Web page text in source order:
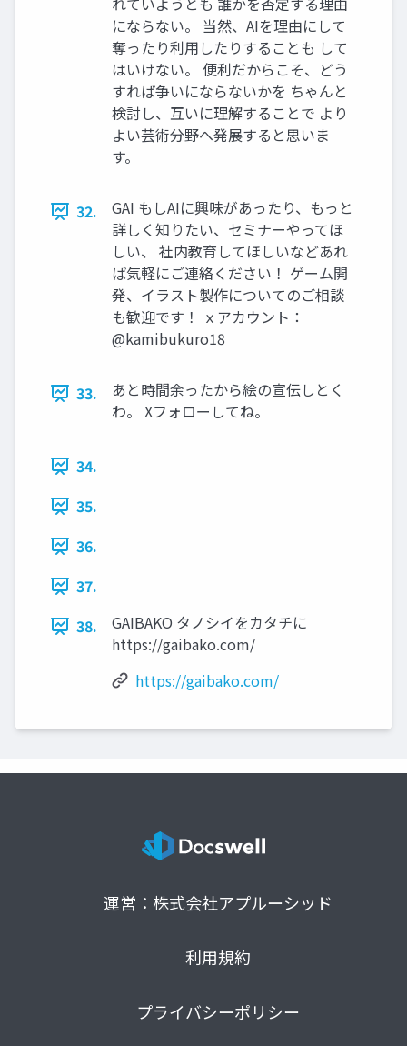
にならない。 当然、AIを理由にして
奪ったり利用したりすることも して
はいけない。 便利だからこそ、どう
すれば争いにならないかを ちゃんと
検討し、互いに理解することで より
よい芸術分野へ発展すると思いま
す。
32.
GAI もしAIに興味があったり、もっと
詳しく知りたい、セミナーやってほ
しい、 社内教育してほしいなどあれ
ば気軽にご連絡ください！ ゲーム開
発、イラスト製作についてのご相談
も歓迎です！ ｘアカウント：
@kamibukuro18
33.
あと時間余ったから絵の宣伝しとく
わ。 Xフォローしてね。
34.
35.
36.
37.
38.
GAIBAKO タノシイをカタチに
https://gaibako.com/
https://gaibako.com/
運営：株式会社アプルーシッド
利用規約
プライバシーポリシー